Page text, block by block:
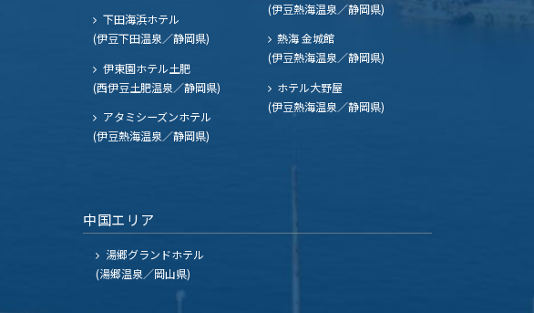
下田海浜ホテル
(伊豆下田温泉／静岡県)
伊東園ホテル土肥
(西伊豆土肥温泉／静岡県)
(伊豆熱海温泉／静岡県)
熱海 金城館
(伊豆熱海温泉／静岡県)
ホテル大野屋
(伊豆熱海温泉／静岡県)
アタミシーズンホテル
(伊豆熱海温泉／静岡県)
中国エリア
湯郷グランドホテル
(湯郷温泉／岡山県)